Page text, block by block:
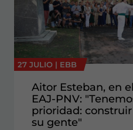
27 JULIO | EBB
Aitor Esteban, en
EAJ-PNV:
prioridad:
su gente"